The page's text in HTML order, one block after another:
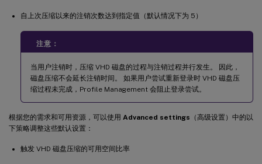
自上次压缩以来的注销次数达到指定值（默认情况下为 5）
注意：
当用户注销时，压缩 VHD 磁盘的过程与注销过程并行发生。 因此，
磁盘压缩不会延长注销时间。 如果用户尝试重新登录时 VHD 磁盘压
缩过程未完成，Profile Management 会阻止登录尝试。
根据您的需求和可用资源，可以使用 Advanced settings （高级设置）中的以
下策略调整这些默认设置：
触发 VHD 磁盘压缩的可用空间比率